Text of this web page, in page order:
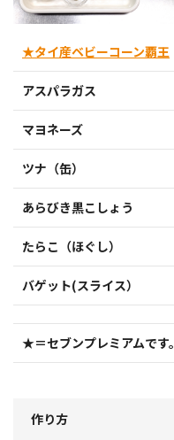
★タイ産ベビーコーン覇王
アスパラガス
マヨネーズ
ツナ（缶）
あらびき黒こしょう
たらこ（ほぐし）
バゲット(スライス）
★＝セブンプレミアムです。
作り方